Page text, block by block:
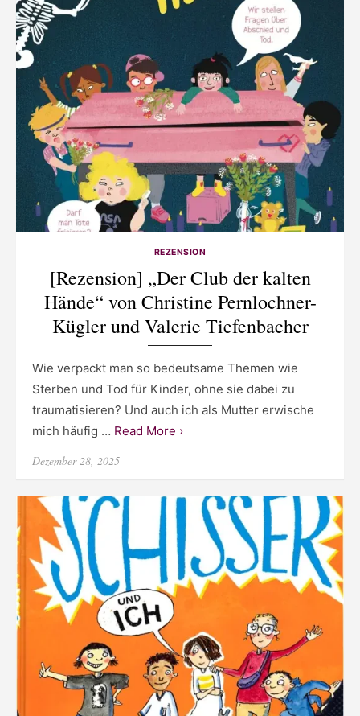
REZENSION
[Rezension] „Der Club der kalten
Hände“ von Christine Pernlochner-
Kügler und Valerie Tiefenbacher
Wie verpackt man so bedeutsame Themen wie
Sterben und Tod für Kinder, ohne sie dabei zu
traumatisieren? Und auch ich als Mutter erwische
mich häufig … Read More ›
Posted
Dezember 28, 2025